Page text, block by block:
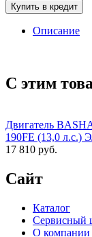
Купить в кредит
Описание
С этим
Двигатель
190FE (13,0 л.с.)
17 810 руб.
Сайт
Каталог
Сервисный
О компании